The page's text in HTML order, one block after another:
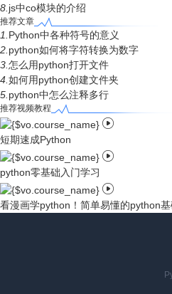
8.js中co模块的介绍
推荐文章
1.Python中各种符号的意义
2.python如何将字符转换为数字
3.怎么用python打开文件
4.如何用python创建文件夹
5.python中怎么注释多行
推荐视频教程

短期速成Python

python零基础入门学习

看漫画学python！简单易懂的python